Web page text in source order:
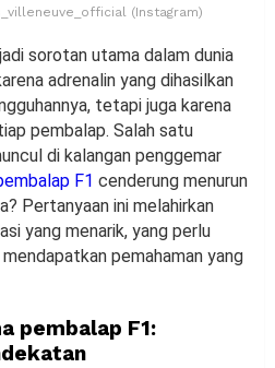
(Instagram)
sorotan utama dalam dunia
adrenalin yang dihasilkan
tetapi juga karena
pembalap. Salah satu
di kalangan penggemar
F1 cenderung menurun
Pertanyaan ini melahirkan
yang menarik, yang perlu
pemahaman yang
pembalap F1: